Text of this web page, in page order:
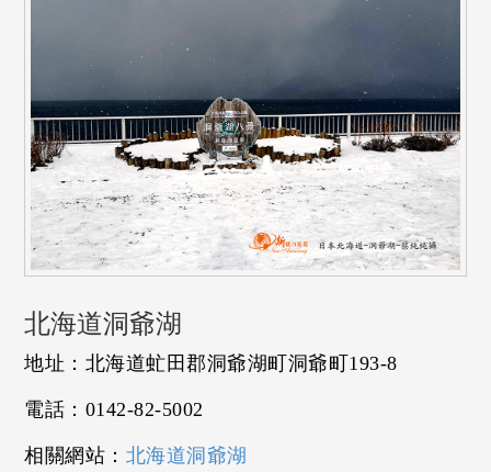
北海道洞爺湖
地址：北海道虻田郡洞爺湖町洞爺町193-8
電話：0142-82-5002
相關網站： 北海道洞爺湖